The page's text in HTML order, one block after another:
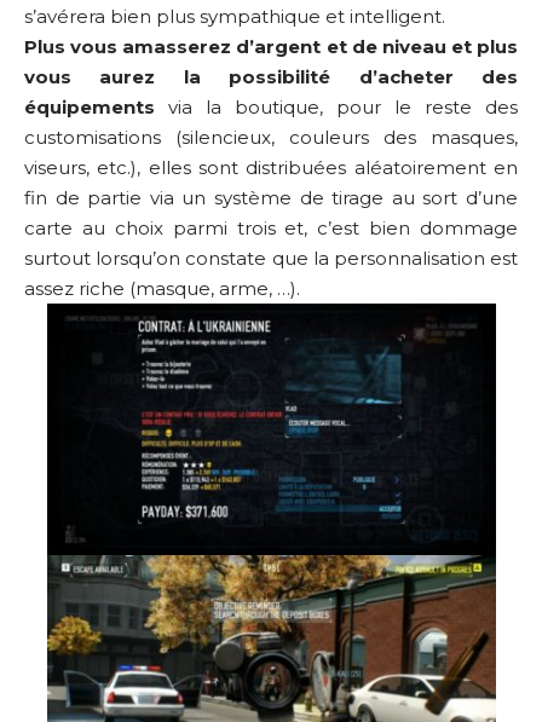
s’avérera bien plus sympathique et intelligent.
Plus vous amasserez d’argent et de niveau et plus
vous aurez la possibilité d’acheter des
équipements via la boutique, pour le reste des
customisations (silencieux, couleurs des masques,
viseurs, etc.), elles sont distribuées aléatoirement en
fin de partie via un système de tirage au sort d’une
carte au choix parmi trois et, c’est bien dommage
surtout lorsqu’on constate que la personnalisation est
assez riche (masque, arme, …).